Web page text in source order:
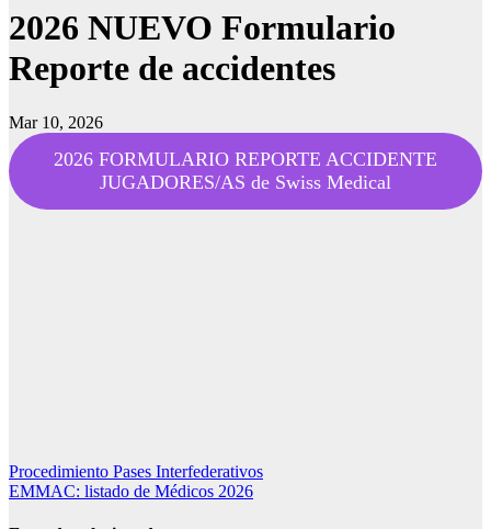
2026 NUEVO Formulario
Reporte de accidentes
Mar 10, 2026
2026 FORMULARIO REPORTE ACCIDENTE
JUGADORES/AS de Swiss Medical
Navegación
de
Procedimiento Pases Interfederativos
EMMAC: listado de Médicos 2026